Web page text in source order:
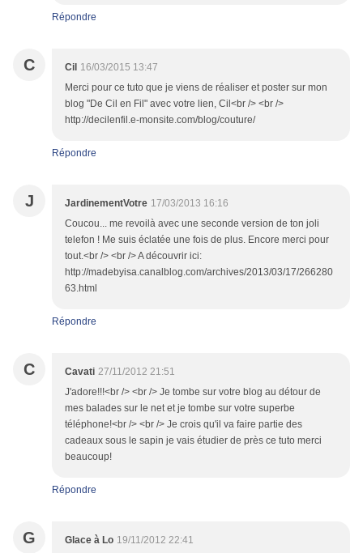
Répondre
C Cil 16/03/2015 13:47
Merci pour ce tuto que je viens de réaliser et poster sur mon
blog "De Cil en Fil" avec votre lien, Cil<br /> <br />
http://decilenfil.e-monsite.com/blog/couture/
Répondre
J JardinementVotre 17/03/2013 16:16
Coucou... me revoilà avec une seconde version de ton joli
telefon ! Me suis éclatée une fois de plus. Encore merci pour
tout.<br /> <br /> A découvrir ici:
http://madebyisa.canalblog.com/archives/2013/03/17/266280
63.html
Répondre
C Cavati 27/11/2012 21:51
J'adore!!!<br /> <br /> Je tombe sur votre blog au détour de
mes balades sur le net et je tombe sur votre superbe
téléphone!<br /> <br /> Je crois qu'il va faire partie des
cadeaux sous le sapin je vais étudier de près ce tuto merci
beaucoup!
Répondre
G Glace à Lo 19/11/2012 22:41